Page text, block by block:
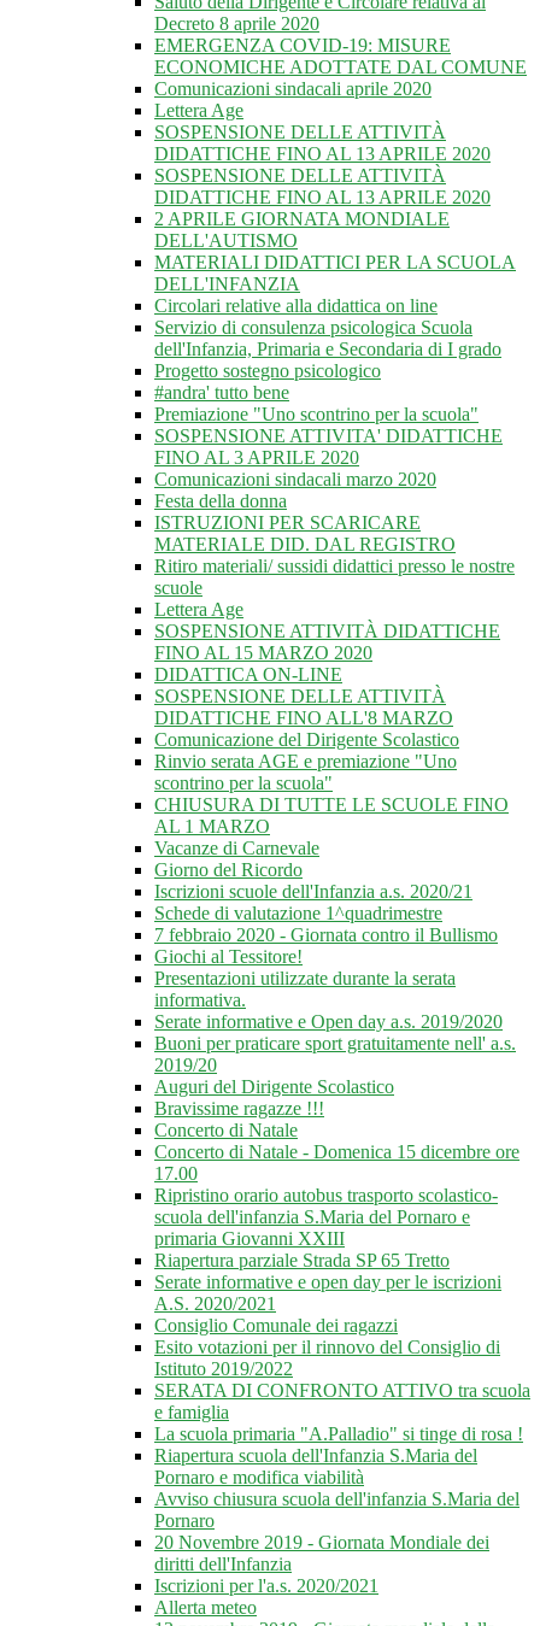
Decreto 8 aprile 2020
EMERGENZA COVID-19: MISURE
ECONOMICHE ADOTTATE DAL COMUNE
Comunicazioni sindacali aprile 2020
Lettera Age
SOSPENSIONE DELLE ATTIVITÀ
DIDATTICHE FINO AL 13 APRILE 2020
SOSPENSIONE DELLE ATTIVITÀ
DIDATTICHE FINO AL 13 APRILE 2020
2 APRILE GIORNATA MONDIALE
DELL'AUTISMO
MATERIALI DIDATTICI PER LA SCUOLA
DELL'INFANZIA
Circolari relative alla didattica on line
Servizio di consulenza psicologica Scuola
dell'Infanzia, Primaria e Secondaria di I grado
Progetto sostegno psicologico
#andra' tutto bene
Premiazione "Uno scontrino per la scuola"
SOSPENSIONE ATTIVITA' DIDATTICHE
FINO AL 3 APRILE 2020
Comunicazioni sindacali marzo 2020
Festa della donna
ISTRUZIONI PER SCARICARE
MATERIALE DID. DAL REGISTRO
Ritiro materiali/ sussidi didattici presso le nostre
scuole
Lettera Age
SOSPENSIONE ATTIVITÀ DIDATTICHE
FINO AL 15 MARZO 2020
DIDATTICA ON-LINE
SOSPENSIONE DELLE ATTIVITÀ
DIDATTICHE FINO ALL'8 MARZO
Comunicazione del Dirigente Scolastico
Rinvio serata AGE e premiazione "Uno
scontrino per la scuola"
CHIUSURA DI TUTTE LE SCUOLE FINO
AL 1 MARZO
Vacanze di Carnevale
Giorno del Ricordo
Iscrizioni scuole dell'Infanzia a.s. 2020/21
Schede di valutazione 1^quadrimestre
7 febbraio 2020 - Giornata contro il Bullismo
Giochi al Tessitore!
Presentazioni utilizzate durante la serata
informativa.
Serate informative e Open day a.s. 2019/2020
Buoni per praticare sport gratuitamente nell' a.s.
2019/20
Auguri del Dirigente Scolastico
Bravissime ragazze !!!
Concerto di Natale
Concerto di Natale - Domenica 15 dicembre ore
17.00
Ripristino orario autobus trasporto scolastico-
scuola dell'infanzia S.Maria del Pornaro e
primaria Giovanni XXIII
Riapertura parziale Strada SP 65 Tretto
Serate informative e open day per le iscrizioni
A.S. 2020/2021
Consiglio Comunale dei ragazzi
Esito votazioni per il rinnovo del Consiglio di
Istituto 2019/2022
SERATA DI CONFRONTO ATTIVO tra scuola
e famiglia
La scuola primaria "A.Palladio" si tinge di rosa !
Riapertura scuola dell'Infanzia S.Maria del
Pornaro e modifica viabilità
Avviso chiusura scuola dell'infanzia S.Maria del
Pornaro
20 Novembre 2019 - Giornata Mondiale dei
diritti dell'Infanzia
Iscrizioni per l'a.s. 2020/2021
Allerta meteo